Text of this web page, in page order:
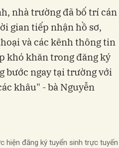
nhà trường đã bố trí cán
gian tiếp nhận hồ sơ,
và các kênh thông tin
khó khăn trong đăng ký
bước ngay tại trường với
khâu" - bà Nguyễn
hiện đăng ký tuyển sinh trực tuyến